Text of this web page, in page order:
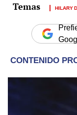
HILARY